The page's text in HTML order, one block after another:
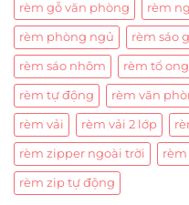
rèm gỗ văn phòng rèm
rèm phòng ngủ rèm sáo
rèm sáo nhôm rèm tổ ong
rèm tự động rèm văn
rèm vải rèm vải 2 lớp
rèm zipper ngoài trời
rèm zip tự động